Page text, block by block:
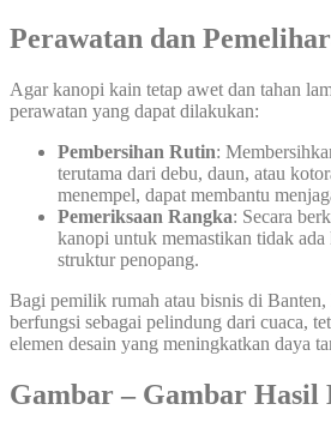
Perawatan dan
Agar kanopi kain tetap awet dan tahan
perawatan yang dapat dilakukan:
Pembersihan Rutin:
terutama dari debu, daun, atau
menempel, dapat membantu
Pemeriksaan Rangka: Secara
kanopi untuk memastikan tidak ada
struktur penopang.
Bagi pemilik rumah atau bisnis di
berfungsi sebagai pelindung dari cuaca,
elemen desain yang meningkatkan daya
Gambar – Gambar